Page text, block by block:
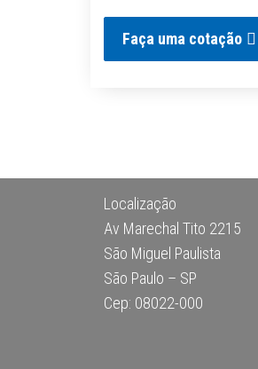
Faça uma cotação
Localização
Av Marechal Tito 2215
São Miguel Paulista
São Paulo – SP
Cep: 08022-000